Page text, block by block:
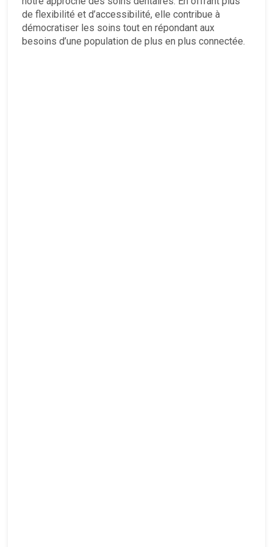
de flexibilité et d’accessibilité, elle contribue à
démocratiser les soins tout en répondant aux
besoins d’une population de plus en plus connectée.